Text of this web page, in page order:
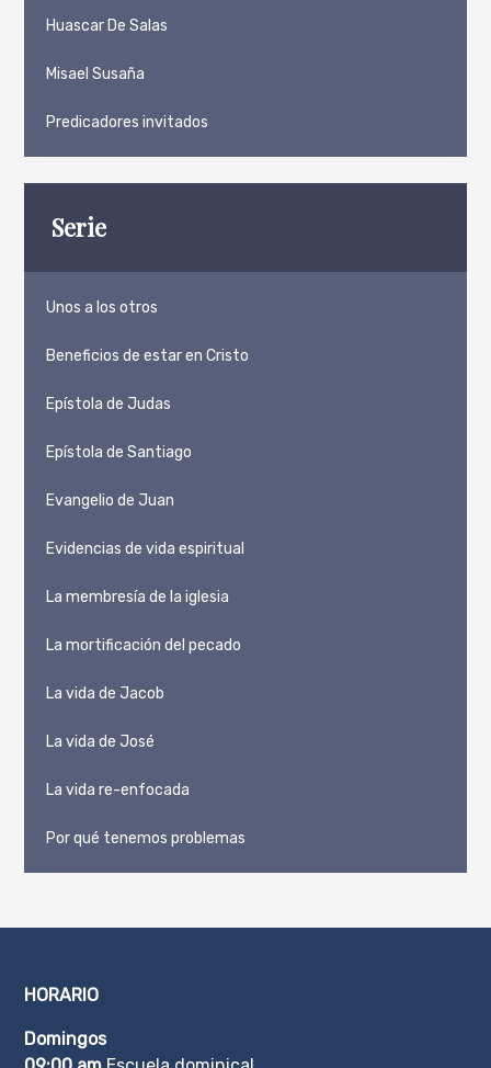
Huascar De Salas
Misael Susaña
Predicadores invitados
Serie
Unos a los otros
Beneficios de estar en Cristo
Epístola de Judas
Epístola de Santiago
Evangelio de Juan
Evidencias de vida espiritual
La membresía de la iglesia
La mortificación del pecado
La vida de Jacob
La vida de José
La vida re-enfocada
Por qué tenemos problemas
HORARIO
Domingos